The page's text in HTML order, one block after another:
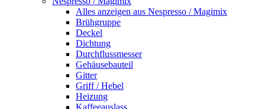
Alles anzeigen aus Nespresso / Magimix
Brühgruppe
Deckel
Dichtung
Durchflussmesser
Gehäusebauteil
Gitter
Griff / Hebel
Heizung
Kaffeeauslass